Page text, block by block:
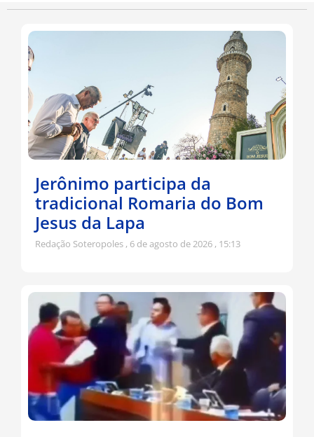
Jerônimo participa da
tradicional Romaria do Bom
Jesus da Lapa
Redação Soteropoles 6 de agosto de 2026 15:13